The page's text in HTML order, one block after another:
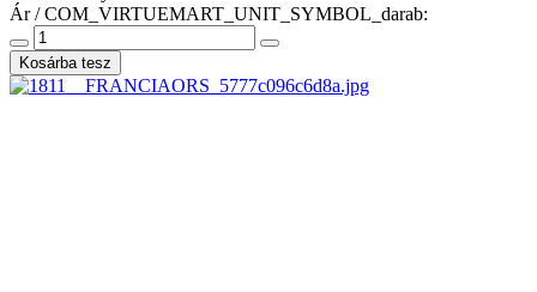
Ár / COM_VIRTUEMART_UNIT_SYMBOL_darab: